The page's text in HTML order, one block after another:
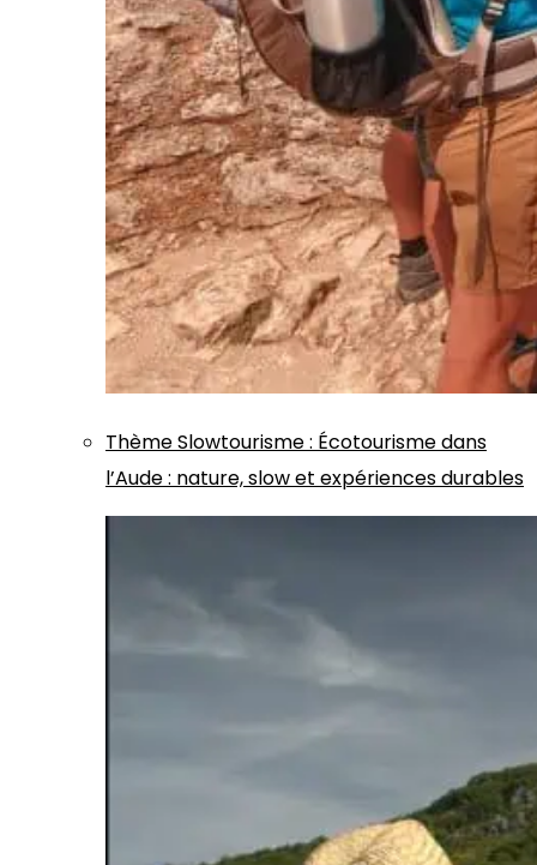
ThèmeSlowtourisme: Écotourisme dans
l’Aude : nature, slow et expériences durables